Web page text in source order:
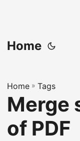
Home
Home » Tags
Merge
of PDF